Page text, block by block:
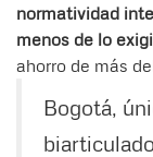
normatividad
menos de lo
ahorro de más
Bogotá,